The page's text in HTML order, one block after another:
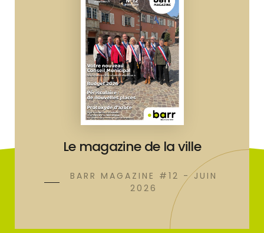
Le magazine de la ville
BARR MAGAZINE #12 - JUIN
2026